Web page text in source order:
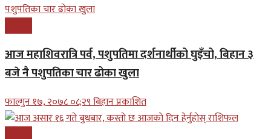
आज महाशिवरात्रि पर्व, पशुपतिमा दर्शनार्थीको घुइँचो, बिहान ३
बजे नै पशुपतिका चार ढोका खुला
फाल्गुन १७, २०७८ ०८;२९ बिहान प्रकाशित